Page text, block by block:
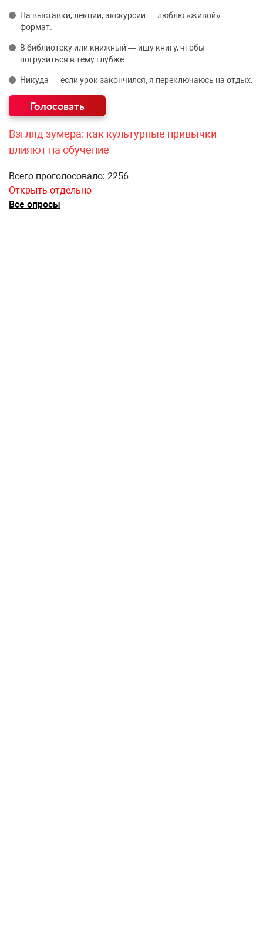
На выставки, лекции, экскурсии — люблю «живой»
формат.
В библиотеку или книжный — ищу книгу, чтобы
погрузиться в тему глубже.
Никуда — если урок закончился, я переключаюсь на отдых.
Взгляд зумера: как культурные привычки
влияют на обучение
Всего проголосовало: 2256
Открыть отдельно
Все опросы